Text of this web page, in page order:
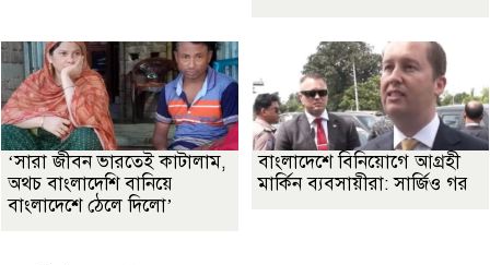
‘সারা জীবন ভারতেই কাটালাম,
অথচ বাংলাদেশি বানিয়ে
বাংলাদেশে ঠেলে দিলো’
বাংলাদেশে বিনিয়োগে আগ্রহী
মার্কিন ব্যবসায়ীরা: সার্জিও গর